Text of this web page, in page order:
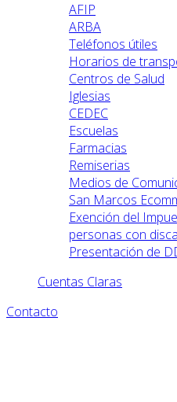
AFIP
ARBA
Teléfonos útiles
Horarios de
Centros de Salud
Iglesias
CEDEC
Escuelas
Farmacias
Remiserias
Medios de
San Marcos
Exención del
personas con
Presentación de
Cuentas Claras
Contacto